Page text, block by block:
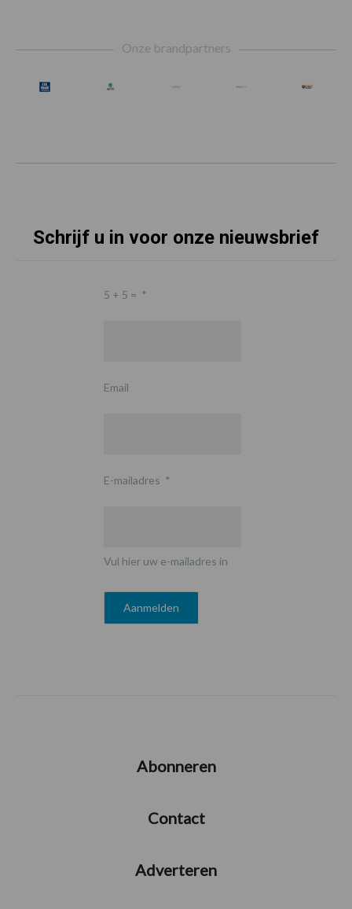
Onze brandpartners
Schrijf u in voor onze nieuwsbrief
5 + 5 = *
Email
E-mailadres *
Vul hier uw e-mailadres in
Abonneren
Contact
Adverteren